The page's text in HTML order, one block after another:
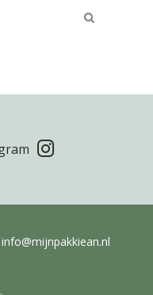
info@mijnpakkiean.nl